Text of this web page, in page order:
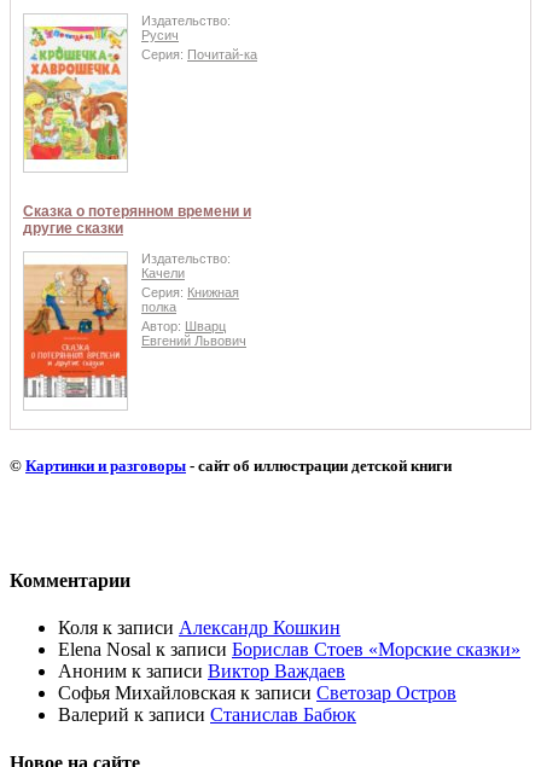
Издательство:
Русич
Серия: Почитай-ка
Сказка о потерянном времени и
другие сказки
Издательство:
Качели
Серия: Книжная
полка
Автор:
Шварц
Евгений Львович
© Картинки и разговоры - сайт об иллюстрации детской книги
Комментарии
Коля к записи Александр Кошкин
Elena Nosal к записи Борислав Стоев «Морские сказки»
Аноним к записи Виктор Важдаев
Софья Михайловская к записи Светозар Остров
Валерий к записи Станислав Бабюк
Новое на сайте